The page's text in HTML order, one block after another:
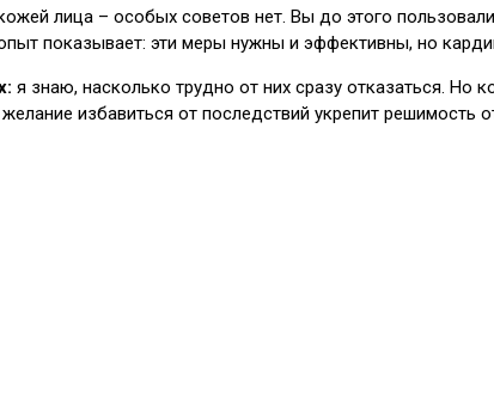
лица – особых советов нет. Вы до этого
показывает: эти меры нужны и эффективны, но
я знаю, насколько трудно от них сразу отказаться. Но
избавиться от последствий укрепит решимость